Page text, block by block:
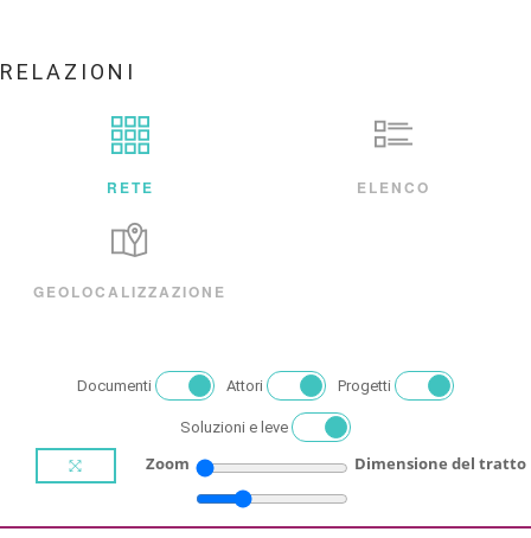
RELAZIONI
RETE ELENCO
GEOLOCALIZZAZIONE
Documenti Attori Progetti
Soluzioni e leve
Zoom Dimensione del tratto